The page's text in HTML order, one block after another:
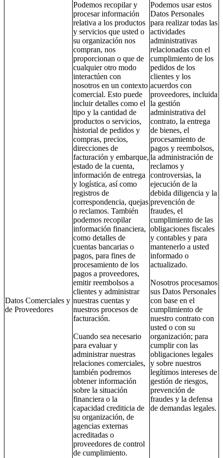
Datos Comerciales y
de Proveedores
Podemos recopilar y
procesar información
relativa a los productos
y servicios que usted o
su organización nos
compran, nos
proporcionan o que de
cualquier otro modo
interactúen con
nosotros en un contexto
comercial. Esto puede
incluir detalles como el
tipo y la cantidad de
productos o servicios,
historial de pedidos y
compras, precios,
direcciones de
facturación y embarque,
estado de la cuenta,
información de entrega
y logística, así como
registros de
correspondencia, quejas
o reclamos. También
podemos recopilar
información financiera,
como detalles de
cuentas bancarias o
pagos, para fines de
procesamiento de los
pagos a proveedores,
emitir reembolsos a
clientes y administrar
nuestras cuentas y
nuestros procesos de
facturación.
Cuando sea necesario
para evaluar y
administrar nuestras
relaciones comerciales,
también podremos
obtener información
sobre la situación
financiera o la
capacidad crediticia de
su organización, de
agencias externas
acreditadas o
proveedores de control
de cumplimiento.
Podemos usar estos
Datos Personales
para realizar todas las
actividades
administrativas
relacionadas con el
cumplimiento de los
pedidos de los
clientes y los
acuerdos con
proveedores, incluida
la gestión
administrativa del
contrato, la entrega
de bienes, el
procesamiento de
pagos y reembolsos,
la administración de
reclamos y
controversias, la
ejecución de la
debida diligencia y la
prevención de
fraudes, el
cumplimiento de las
obligaciones fiscales
y contables y para
mantenerlo a usted
informado o
actualizado.
Nosotros procesamos
sus Datos Personales
con base en el
cumplimiento de
nuestro contrato con
usted o con su
organización; para
cumplir con las
obligaciones legales
y sobre nuestros
legítimos intereses de
gestión de riesgos,
prevención de
fraudes y la defensa
de demandas legales.